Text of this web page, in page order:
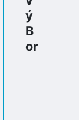
ý
B
or